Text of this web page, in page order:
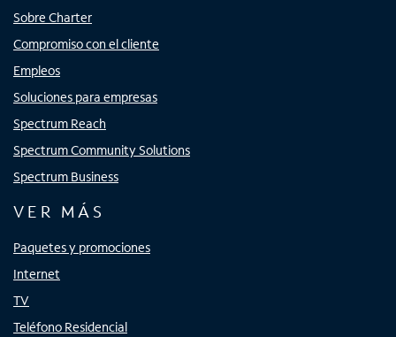
Sobre Charter
Compromiso con el cliente
Empleos
Soluciones para empresas
Spectrum Reach
Spectrum Community Solutions
Spectrum Business
VER MÁS
Paquetes y promociones
Internet
TV
Teléfono Residencial